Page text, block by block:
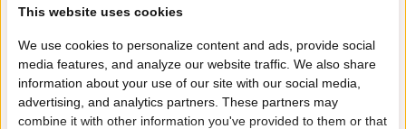
Ontvang de nieuwste aanbiedingen en promoties. We zullen
je niet spammen, beloofd.
This website uses cookies
We use cookies to personalize content and ads, provide social
media features, and analyze our website traffic. We also share
information about your use of our site with our social media,
advertising, and analytics partners. These partners may
combine it with other information you've provided to them or that